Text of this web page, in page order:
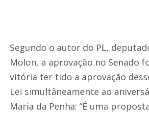
Segundo o autor do PL,
Molon, a aprovação no Senado
vitória ter tido a aprovação
Lei simultâneamente ao
Maria da Penha: “É uma